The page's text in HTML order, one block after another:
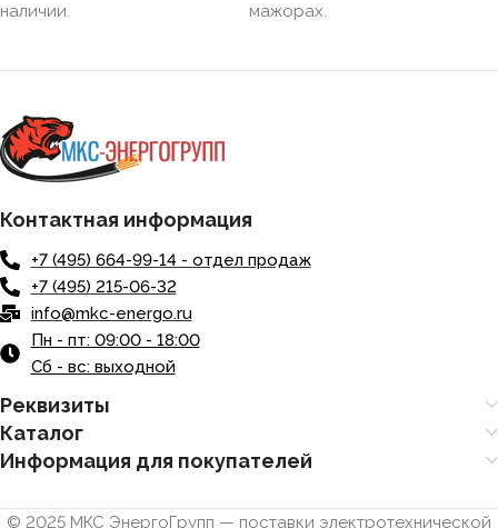
наличии.
мажорах.
Контактная информация
+7 (495) 664-99-14 - отдел продаж
+7 (495) 215-06-32
info@mkc-energo.ru
Пн - пт: 09:00 - 18:00
Сб - вс: выходной
Реквизиты
Каталог
Информация для покупателей
© 2025 МКС ЭнергоГрупп — поставки электротехнической